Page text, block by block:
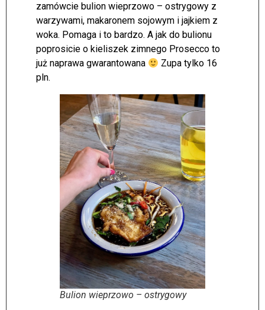
zamówcie bulion wieprzowo – ostrygowy z
warzywami, makaronem sojowym i jajkiem z
woka. Pomaga i to bardzo. A jak do bulionu
poprosicie o kieliszek zimnego Prosecco to
już naprawa gwarantowana
Zupa tylko 16
pln.
Bulion wieprzowo – ostrygowy